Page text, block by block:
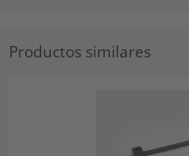
Productos similares